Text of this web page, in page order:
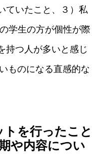
ていたこと、３）私
学生の方が個性が際
持つ人が多いと感じ
ものになる直感的な
を行ったこと
や内容につい